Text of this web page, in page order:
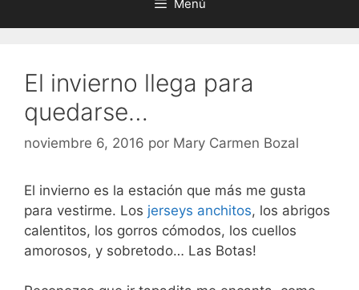
Menú
El invierno llega para
quedarse…
noviembre 6, 2016 por Mary Carmen Bozal
El invierno es la estación que más me gusta
para vestirme. Los jerseys anchitos, los abrigos
calentitos, los gorros cómodos, los cuellos
amorosos, y sobretodo… Las Botas!